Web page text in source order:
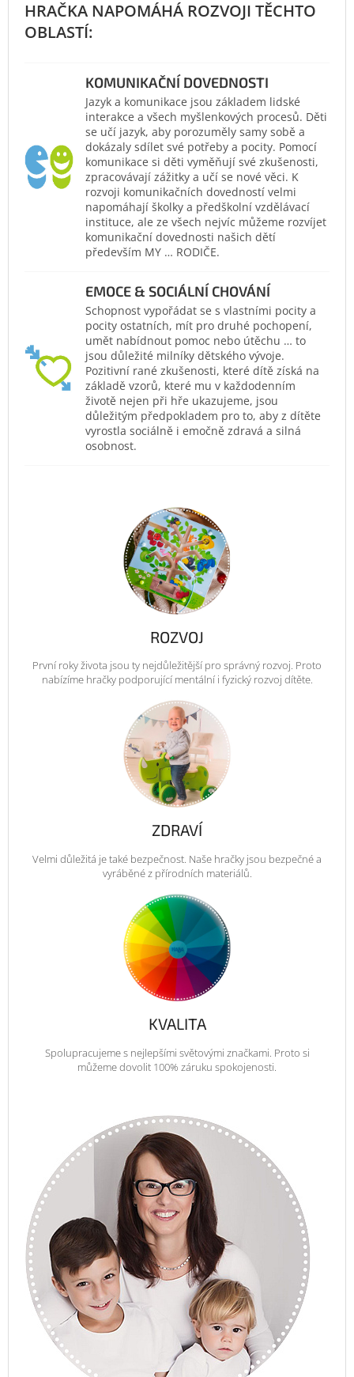
KOMUNIKAČNÍ DOVEDNOSTI
Jazyk a komunikace jsou základem lidské
interakce a všech myšlenkových procesů. Děti
se učí jazyk, aby porozuměly samy sobě a
dokázaly sdílet své potřeby a pocity. Pomocí
komunikace si děti vyměňují své zkušenosti,
zpracovávají zážitky a učí se nové věci. K
rozvoji komunikačních dovedností velmi
napomáhají školky a předškolní vzdělávací
instituce, ale ze všech nejvíc můžeme rozvíjet
komunikační dovednosti našich dětí
především MY … RODIČE.
EMOCE & SOCIÁLNÍ CHOVÁNÍ
Schopnost vypořádat se s vlastními pocity a
pocity ostatních, mít pro druhé pochopení,
umět nabídnout pomoc nebo útěchu … to
jsou důležité milníky dětského vývoje.
Pozitivní rané zkušenosti, které dítě získá na
základě vzorů, které mu v každodenním
životě nejen při hře ukazujeme, jsou
důležitým předpokladem pro to, aby z dítěte
vyrostla sociálně i emočně zdravá a silná
osobnost.
ROZVOJ
První roky života jsou ty nejdůležitější pro správný rozvoj. Proto
nabízíme hračky podporující mentální i fyzický rozvoj dítěte.
ZDRAVÍ
Velmi důležitá je také bezpečnost. Naše hračky jsou bezpečné a
vyráběné z přírodních materiálů.
KVALITA
Spolupracujeme s nejlepšími světovými značkami. Proto si
můžeme dovolit 100% záruku spokojenosti.